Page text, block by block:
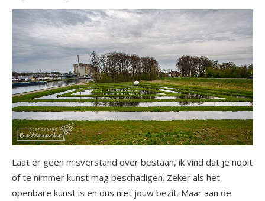
Laat er geen misverstand over bestaan, ik vind dat je nooit
of te nimmer kunst mag beschadigen. Zeker als het
openbare kunst is en dus niet jouw bezit. Maar aan de